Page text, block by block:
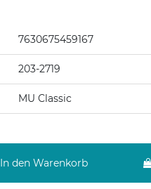
7630675459167
203-2719
MU Classic
In den Warenkorb